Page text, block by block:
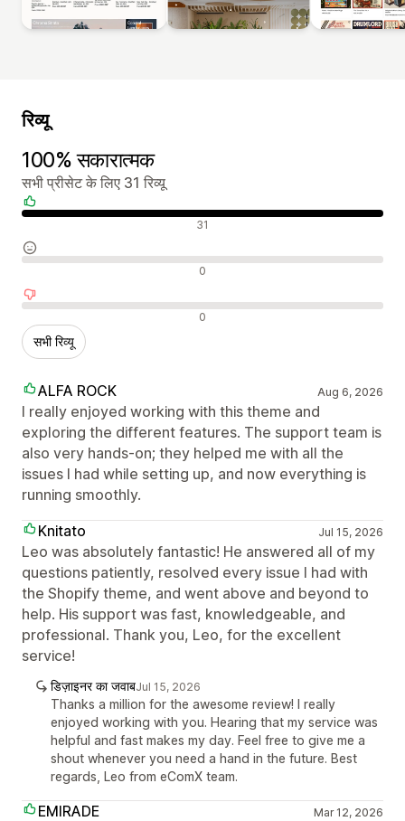
रिव्यू
100% सकारात्मक
सभी प्रीसेट के लिए 31 रिव्यू
सकारात्मक रिव्यू 31
न्यूट्रल रिव्यू 0
नकारात्मक रिव्यू 0
सभी रिव्यू
ALFA ROCK Aug 6, 2026
I really enjoyed working with this theme and
exploring the different features. The support team is
also very hands-on; they helped me with all the
issues I had while setting up, and now everything is
running smoothly.
Knitato
Jul 15, 2026
Leo was absolutely fantastic! He answered all of my
questions patiently, resolved every issue I had with
the Shopify theme, and went above and beyond to
help. His support was fast, knowledgeable, and
professional. Thank you, Leo, for the excellent
service!
डिज़ाइनर का जवाबJul 15, 2026
Thanks a million for the awesome review! I really
enjoyed working with you. Hearing that my service was
helpful and fast makes my day. Feel free to give me a
shout whenever you need a hand in the future. Best
regards, Leo from eComX team.
EMIRADE Mar 12, 2026